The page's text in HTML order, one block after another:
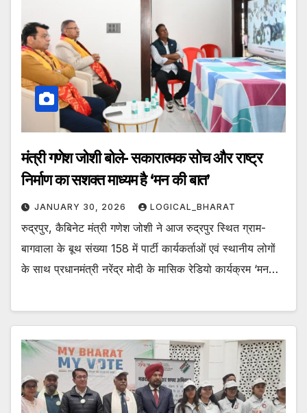
मंत्री गणेश जोशी बोले- सकारात्मक सोच और राष्ट्र
निर्माण का सशक्त माध्यम है ‘मन की बात’
JANUARY 30, 2026 LOGICAL_BHARAT
रुद्रपुर, कैबिनेट मंत्री गणेश जोशी ने आज रुद्रपुर स्थित ग्राम-
बागवाला के बूथ संख्या 158 में पार्टी कार्यकर्ताओं एवं स्थानीय लोगों
के साथ प्रधानमंत्री नरेंद्र मोदी के मासिक रेडियो कार्यक्रम ‘मन…